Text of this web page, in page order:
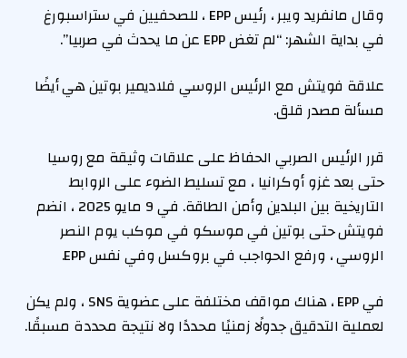
وقال مانفريد ويبر ، رئيس EPP ، للصحفيين في ستراسبورغ
في بداية الشهر: “لم تغض EPP عن ما يحدث في صربيا”.
علاقة فويتش مع الرئيس الروسي فلاديمير بوتين هي أيضًا
مسألة مصدر قلق.
قرر الرئيس الصربي الحفاظ على علاقات وثيقة مع روسيا
حتى بعد غزو أوكرانيا ، مع تسليط الضوء على الروابط
التاريخية بين البلدين وأمن الطاقة. في 9 مايو 2025 ، انضم
فويتش حتى بوتين في موسكو في موكب يوم النصر
الروسي ، ورفع الحواجب في بروكسل وفي نفس EPP.
في EPP ، هناك مواقف مختلفة على عضوية SNS ، ولم يكن
لعملية التدقيق جدولًا زمنيًا محددًا ولا نتيجة محددة مسبقًا.